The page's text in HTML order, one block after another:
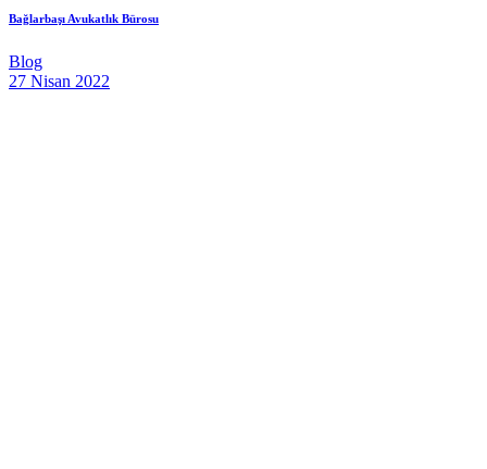
Bağlarbaşı Avukatlık Bürosu
Blog
27 Nisan 2022